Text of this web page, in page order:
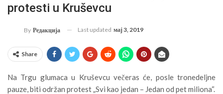
protesti u Kruševcu
By Редакција Last updated мај 3, 2019
Share
Na Trgu glumaca u Kruševcu večeras će, posle tronedeljne
pauze, biti održan protest „Svi kao jedan – Jedan od pet miliona“.